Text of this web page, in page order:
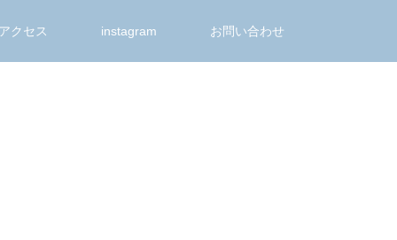
アクセス instagram お問い合わせ